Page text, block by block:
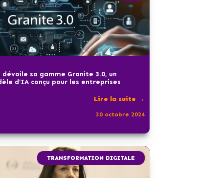
dévoile sa gamme Granite 3.0, un
d’IA conçu pour les entreprises
Lire la suite →
30 octobre 2024
TRANSFORMATION DIGITALE